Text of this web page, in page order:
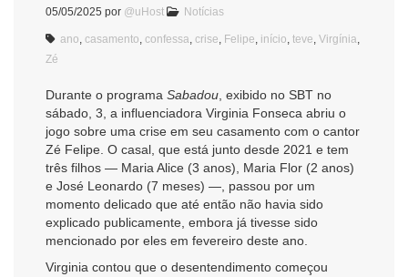
05/05/2025 por @uHost Notícias
ano casamento confessa crise Felipe início teve Virgínia
Zé
Durante o programa Sabadou , exibido no SBT no
sábado, 3, a influenciadora Virginia Fonseca abriu o
jogo sobre uma crise em seu casamento com o cantor
Zé Felipe. O casal, que está junto desde 2021 e tem
três filhos — Maria Alice (3 anos), Maria Flor (2 anos)
e José Leonardo (7 meses) —, passou por um
momento delicado que até então não havia sido
explicado publicamente, embora já tivesse sido
mencionado por eles em fevereiro deste ano.
Virginia contou que o desentendimento começou